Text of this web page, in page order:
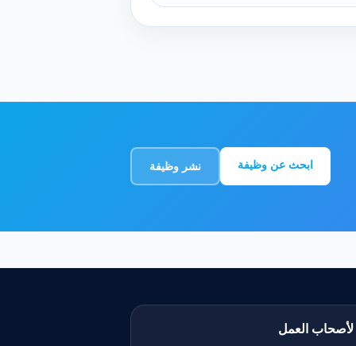
ابحث عن وظيفة نشر وظيفة
لأصحاب العمل